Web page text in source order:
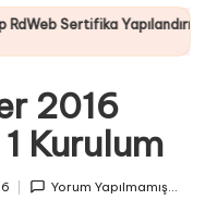
19
2016
Kurulum
Yorum Yapılmamış...